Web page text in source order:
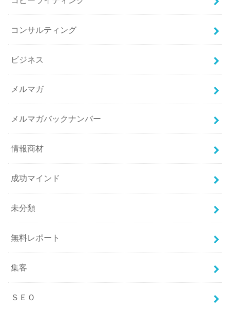
コンサルティング
ビジネス
メルマガ
メルマガバックナンバー
情報商材
成功マインド
未分類
無料レポート
集客
ＳＥＯ